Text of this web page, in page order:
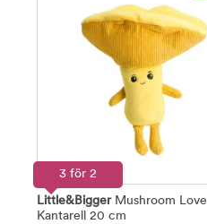
3 för 2
Little&BiggerMushroom Love
Kantarell 20 cm